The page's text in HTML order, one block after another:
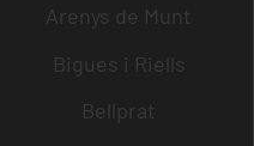
Arenys de Munt
Bigues i Riells
Bellprat